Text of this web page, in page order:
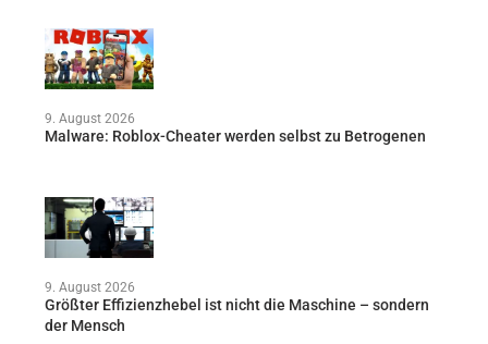
9. August 2026
Malware: Roblox-Cheater werden selbst zu Betrogenen
9. August 2026
Größter Effizienzhebel ist nicht die Maschine – sondern
der Mensch